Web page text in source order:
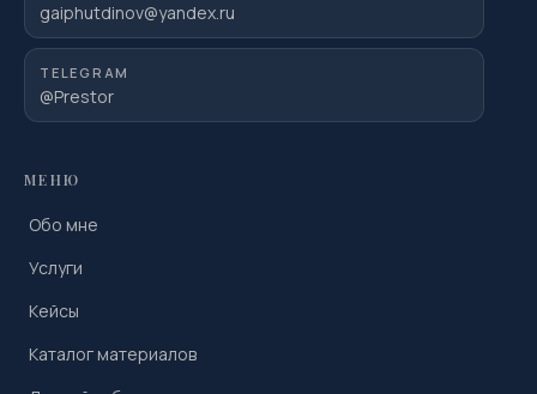
gaiphutdinov@yandex.ru
TELEGRAM
@Prestor
МЕНЮ
Обо мне
Услуги
Кейсы
Каталог материалов